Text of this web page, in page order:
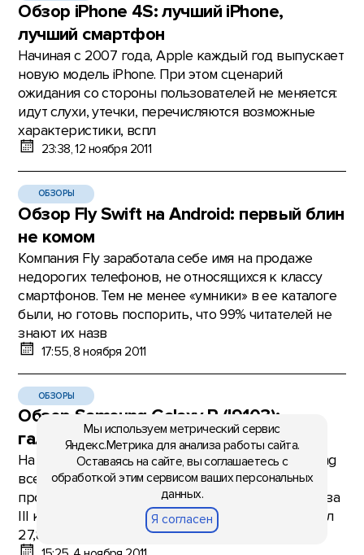
Обзор iPhone 4S: лучший iPhone,
лучший смартфон
Начиная с 2007 года, Apple каждый год выпускает
новую модель iPhone. При этом сценарий
ожидания со стороны пользователей не меняется:
идут слухи, утечки, перечисляются возможные
характеристики, вспл
23:38, 12 ноября 2011
ОБЗОРЫ
Обзор Fly Swift на Android: первый блин
не комом
Компания Fly заработала себе имя на продаже
недорогих телефонов, не относящихся к классу
смартфонов. Тем не менее «умники» в ее каталоге
были, но готовь поспорить, что 99% читателей не
знают их назв
17:55, 8 ноября 2011
ОБЗОРЫ
Обзор Samsung Galaxy R (I9103):
галактика в опасности!
На самом деле с серией Galaxy компании Samsung
все хорошо. «Галактические» смартфоны
продаются отличными темпами (подсчитано, что за
III квартал корейский производитель реализовал
27,8 млн «умников»
Мы используем метрический сервис
Яндекс.Метрика для анализа работы сайта.
Оставаясь на сайте, вы соглашаетесь с
обработкой этим сервисом ваших персональных
данных.
Я согласен